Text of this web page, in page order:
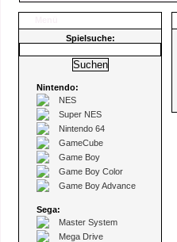
Spielsuche:
Nintendo:
NES
Super NES
Nintendo 64
GameCube
Game Boy
Game Boy Color
Game Boy Advance
Sega:
Master System
Mega Drive